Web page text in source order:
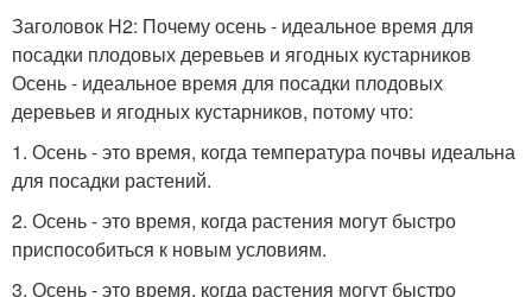
Заголовок H2: Почему осень - идеальное время для
посадки плодовых деревьев и ягодных кустарников
Осень - идеальное время для посадки плодовых
деревьев и ягодных кустарников, потому что:
1. Осень - это время, когда температура почвы идеальна
для посадки растений.
2. Осень - это время, когда растения могут быстро
приспособиться к новым условиям.
3. Осень - это время, когда растения могут быстро